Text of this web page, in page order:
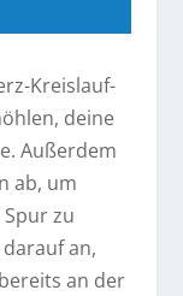
Kreislauf-
deine
Außerdem
ab, um
zu
an,
an der